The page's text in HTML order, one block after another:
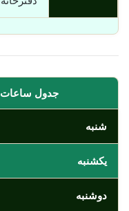
جدول ساعات
شنبه
یکشنبه
دوشنبه